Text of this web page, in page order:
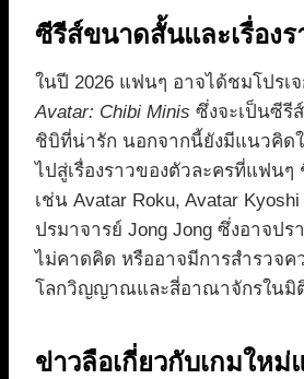
ซีรีส์ขนาดสั้นและเรื่องร
ในปี 2026 แฟนๆ อาจได้ชมโปรเจ
Avatar: Chibi Minis ซึ่งจะเป็นซีรี
ชิบิที่น่ารัก นอกจากนี้ยังมีแนวคิด
ไปสู่เรื่องราวของตัวละครที่แฟน
เช่น Avatar Roku, Avatar
ปรมาจารย์ Jong Jong ซึ่งอาจป
ไม่คาดคิด หรืออาจมีการสำรวจค
โลกวิญญาณและสี่อาณาจักรในมิ
ข่าวลือเกี่ยวกับเกมให